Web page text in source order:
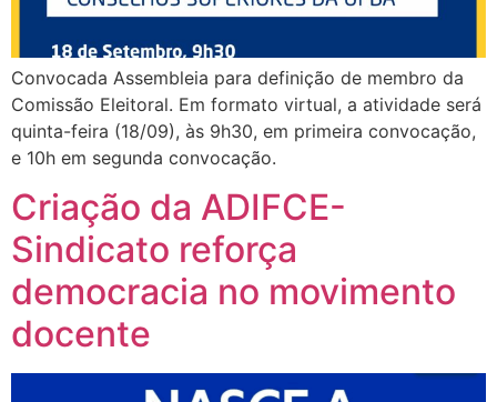
Convocada Assembleia para definição de membro da
Comissão Eleitoral. Em formato virtual, a atividade será
quinta-feira (18/09), às 9h30, em primeira convocação,
e 10h em segunda convocação.
Criação da ADIFCE-
Sindicato reforça
democracia no movimento
docente